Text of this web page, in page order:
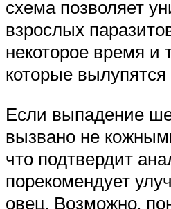
схема позволяет
взрослых
некоторое время и
которые
Если выпадение
вызвано не
что подтвердит
порекомендует
овец. Возможно,